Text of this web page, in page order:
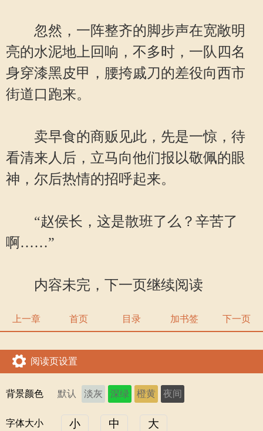
忽然，一阵整齐的脚步声在宽敞明
亮的水泥地上回响，不多时，一队四名
身穿漆黑皮甲，腰挎戚刀的差役向西市
街道口跑来。
卖早食的商贩见此，先是一惊，待
看清来人后，立马向他们报以敬佩的眼
神，尔后热情的招呼起来。
“赵侯长，这是散班了么？辛苦了
啊……”
内容未完，下一页继续阅读
上一章 首页 目录 加书签 下一页
阅读页设置
背景颜色 默认 淡灰 深绿 橙黄 夜间
字体大小 小 中 大